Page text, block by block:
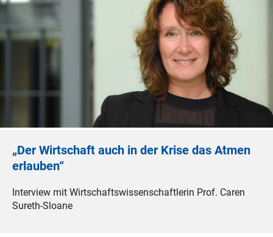
„Der Wirtschaft auch in der Krise das Atmen
erlauben“
Interview mit Wirtschaftswissenschaftlerin Prof. Caren
Sureth-Sloane